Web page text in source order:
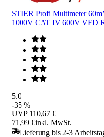
STIER Profi Multimeter
1000V CAT IV 600V VFD
5.0
-35 %
UVP 110,67 €
71,99 €inkl. MwSt.
Lieferung bis 2-3